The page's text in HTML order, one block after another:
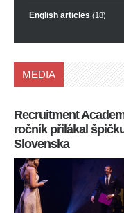
English articles (18)
MEDIA
Recruitment
ročník přilákal
Slovenska